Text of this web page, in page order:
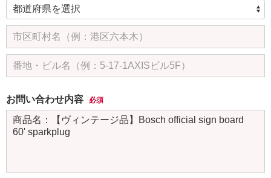
お問い合わせ内容 必須